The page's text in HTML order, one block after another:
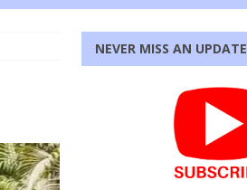
বাংলা
NEVER MISS AN UPDATE